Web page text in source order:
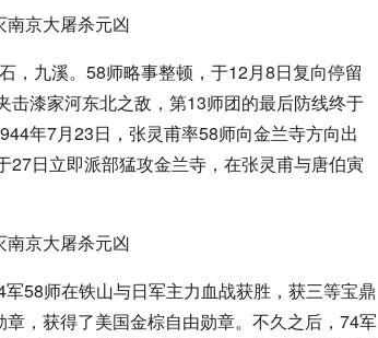
，九溪。58师略事整顿，于12月8日复向停留
漆家河东北之敌，第13师团的最后防线终于
年7月23日，张灵甫率58师向金兰寺方向出
日立即派部猛攻金兰寺，在张灵甫与唐伯寅
58师在铁山与日军主力血战获胜，获三等宝鼎
，获得了美国金棕自由勋章。不久之后，74军